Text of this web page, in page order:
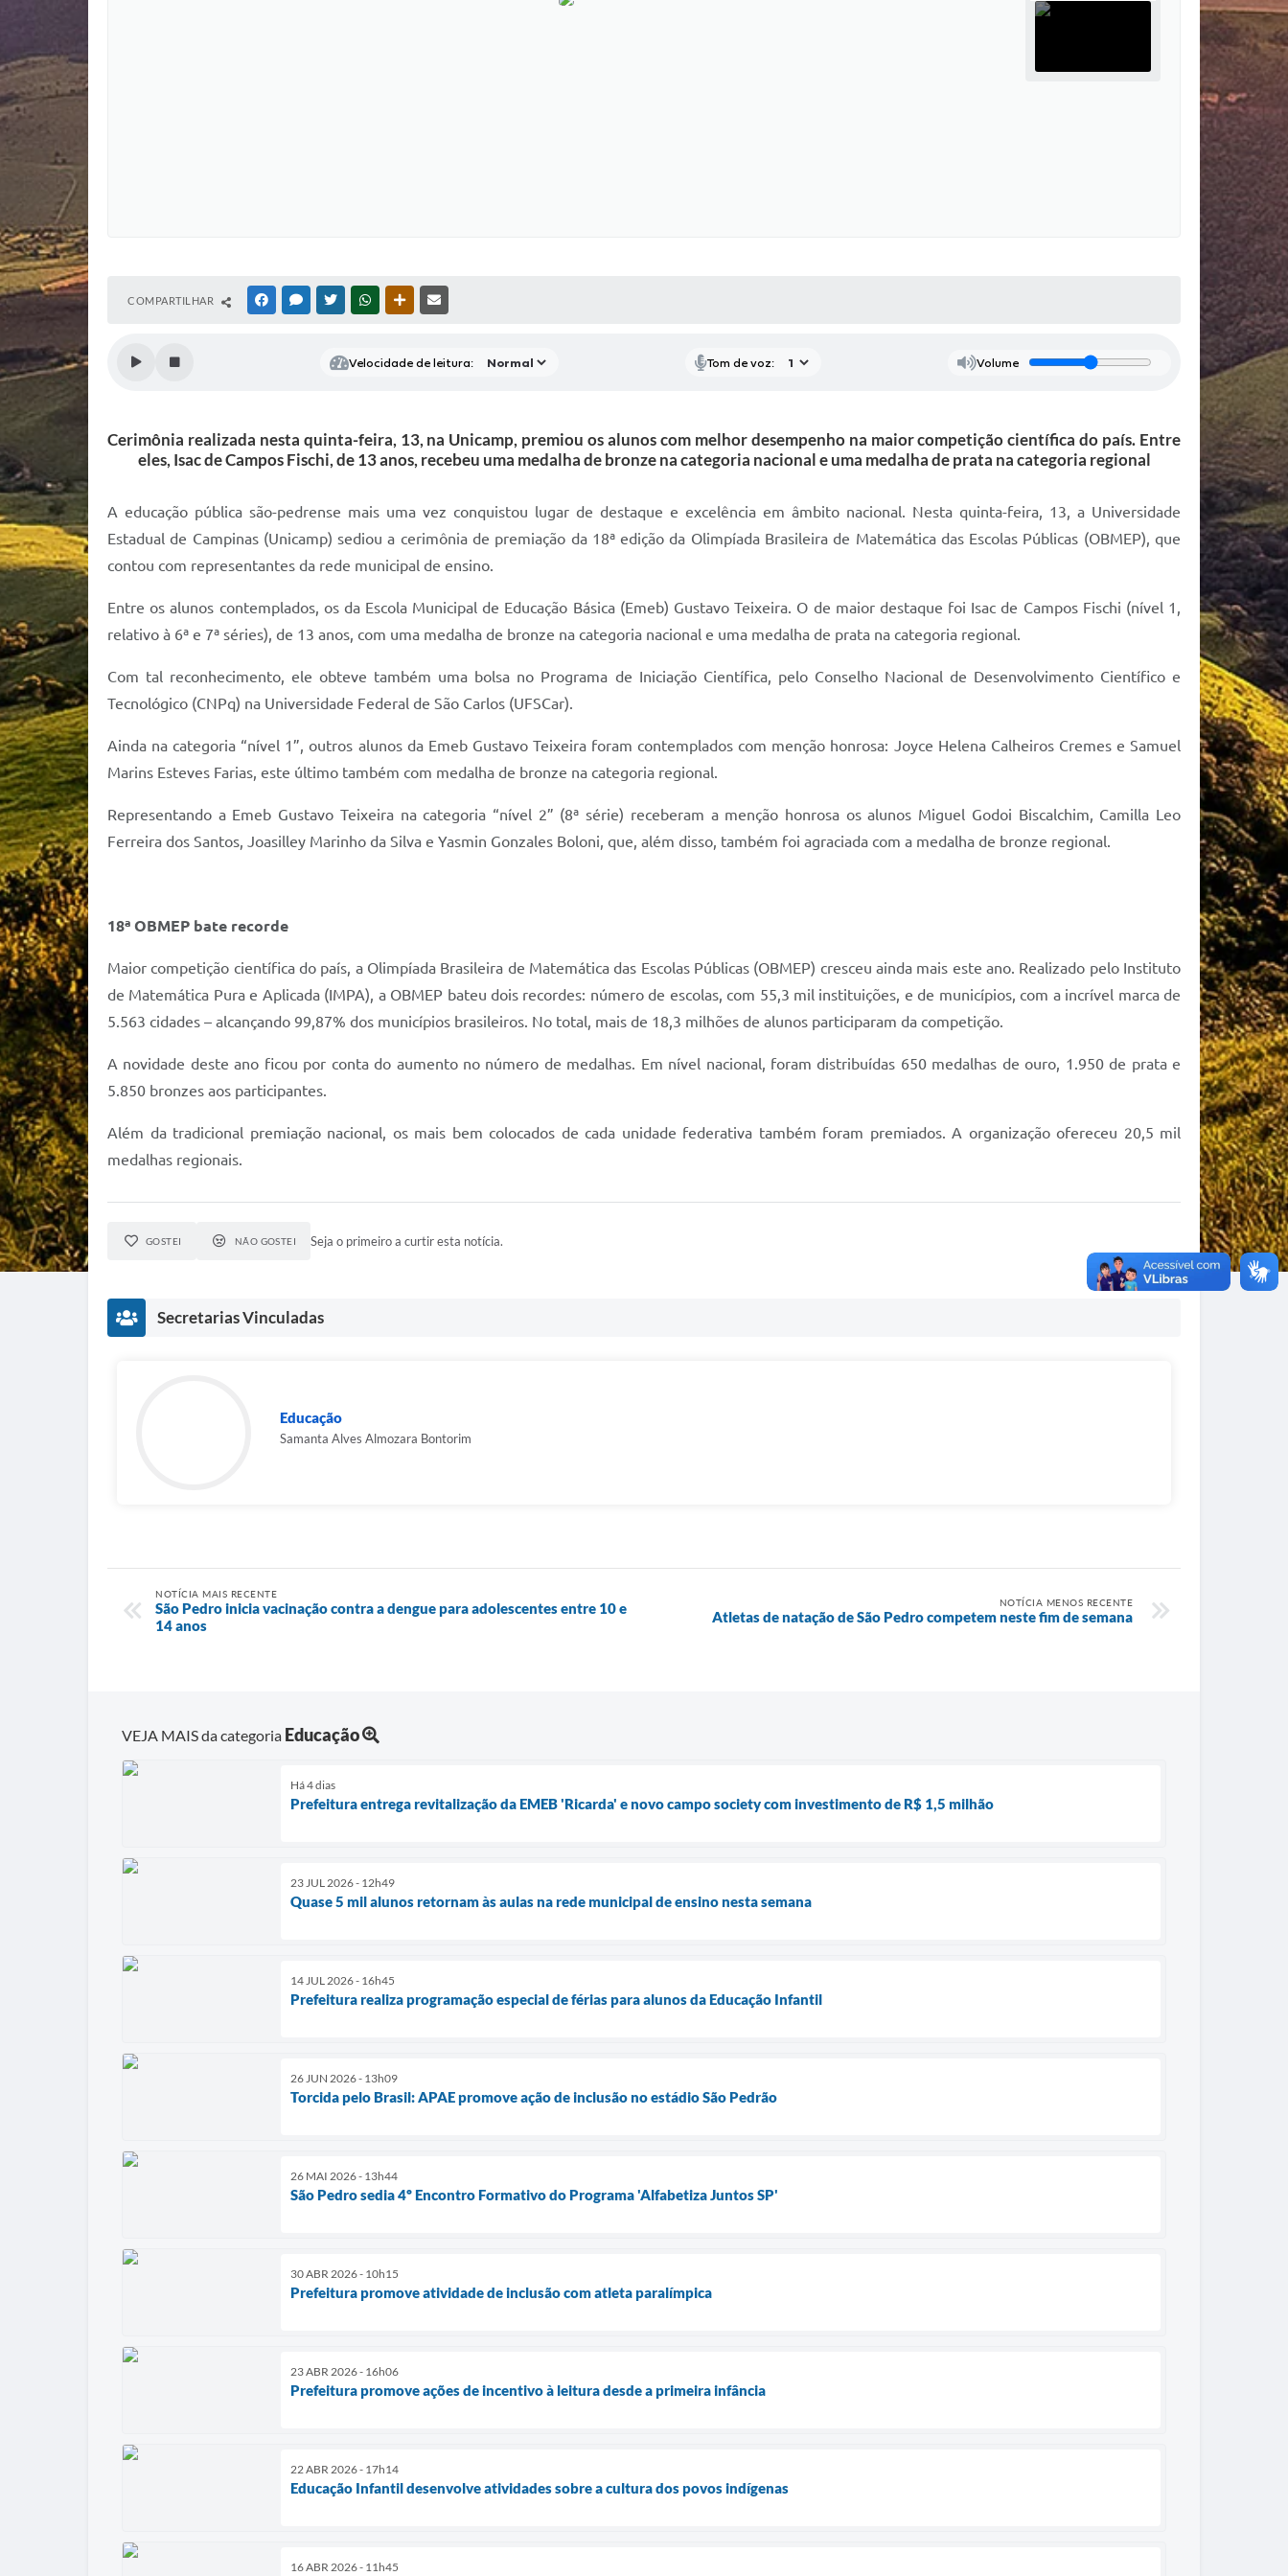
COMPARTILHAR FACEBOOKMESSENGER
TWITTERWHATSAPPOUTRAS MÍDIAS
Velocidade de leitura: Tom de voz: Volume
Cerimônia realizada nesta quinta-feira, 13, na Unicamp, premiou os alunos com melhor desempenho na maior competição científica do país. Entre
eles, Isac de Campos Fischi, de 13 anos, recebeu uma medalha de bronze na categoria nacional e uma medalha de prata na categoria regional
A educação pública são-pedrense mais uma vez conquistou lugar de destaque e excelência em âmbito nacional. Nesta quinta-feira, 13, a Universidade
Estadual de Campinas (Unicamp) sediou a cerimônia de premiação da 18ª edição da Olimpíada Brasileira de Matemática das Escolas Públicas (OBMEP), que
contou com representantes da rede municipal de ensino.
Entre os alunos contemplados, os da Escola Municipal de Educação Básica (Emeb) Gustavo Teixeira. O de maior destaque foi Isac de Campos Fischi (nível 1,
relativo à 6ª e 7ª séries), de 13 anos, com uma medalha de bronze na categoria nacional e uma medalha de prata na categoria regional.
Com tal reconhecimento, ele obteve também uma bolsa no Programa de Iniciação Científica, pelo Conselho Nacional de Desenvolvimento Científico e
Tecnológico (CNPq) na Universidade Federal de São Carlos (UFSCar).
Ainda na categoria “nível 1”, outros alunos da Emeb Gustavo Teixeira foram contemplados com menção honrosa: Joyce Helena Calheiros Cremes e Samuel
Marins Esteves Farias, este último também com medalha de bronze na categoria regional.
Representando a Emeb Gustavo Teixeira na categoria “nível 2” (8ª série) receberam a menção honrosa os alunos Miguel Godoi Biscalchim, Camilla Leo
Ferreira dos Santos, Joasilley Marinho da Silva e Yasmin Gonzales Boloni, que, além disso, também foi agraciada com a medalha de bronze regional.
18ª OBMEP bate recorde
Maior competição científica do país, a Olimpíada Brasileira de Matemática das Escolas Públicas (OBMEP) cresceu ainda mais este ano. Realizado pelo Instituto
de Matemática Pura e Aplicada (IMPA), a OBMEP bateu dois recordes: número de escolas, com 55,3 mil instituições, e de municípios, com a incrível marca de
5.563 cidades – alcançando 99,87% dos municípios brasileiros. No total, mais de 18,3 milhões de alunos participaram da competição.
A novidade deste ano ficou por conta do aumento no número de medalhas. Em nível nacional, foram distribuídas 650 medalhas de ouro, 1.950 de prata e
5.850 bronzes aos participantes.
Além da tradicional premiação nacional, os mais bem colocados de cada unidade federativa também foram premiados. A organização ofereceu 20,5 mil
medalhas regionais.
GOSTEI NÃO GOSTEI Seja o primeiro a curtir esta notícia.
Secretarias Vinculadas
Educação
Samanta Alves Almozara Bontorim
NOTÍCIA MAIS RECENTE
São Pedro inicia vacinação contra a dengue para adolescentes entre 10 e
14 anos
NOTÍCIA MENOS RECENTE
Atletas de natação de São Pedro competem neste fim de semana
VEJA MAIS da categoria Educação
Há 4 dias
Prefeitura entrega revitalização da EMEB 'Ricarda' e novo campo society com investimento de R$ 1,5 milhão
23 JUL 2026 - 12h49
Quase 5 mil alunos retornam às aulas na rede municipal de ensino nesta semana
14 JUL 2026 - 16h45
Prefeitura realiza programação especial de férias para alunos da Educação Infantil
26 JUN 2026 - 13h09
Torcida pelo Brasil: APAE promove ação de inclusão no estádio São Pedrão
26 MAI 2026 - 13h44
São Pedro sedia 4º Encontro Formativo do Programa 'Alfabetiza Juntos SP'
30 ABR 2026 - 10h15
Prefeitura promove atividade de inclusão com atleta paralímpica
23 ABR 2026 - 16h06
Prefeitura promove ações de incentivo à leitura desde a primeira infância
22 ABR 2026 - 17h14
Educação Infantil desenvolve atividades sobre a cultura dos povos indígenas
16 ABR 2026 - 11h45